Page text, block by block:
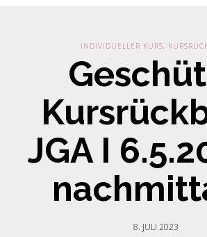
INDIVIDUELLER KURS,
JGA I
8. JULI 2023